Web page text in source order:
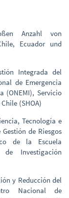
Anzahl von
Ecuador und
Integrada del
de Emergencia
(ONEMI), Servicio
(SHOA)
Tecnología e
de Riesgos
de la Escuela
Investigación
y Reducción del
Nacional de